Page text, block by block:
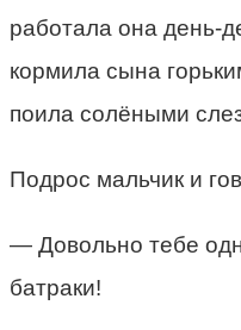
работала она день-
кормила сына
поила солёными
Подрос мальчик и
— Довольно тебе
батраки!